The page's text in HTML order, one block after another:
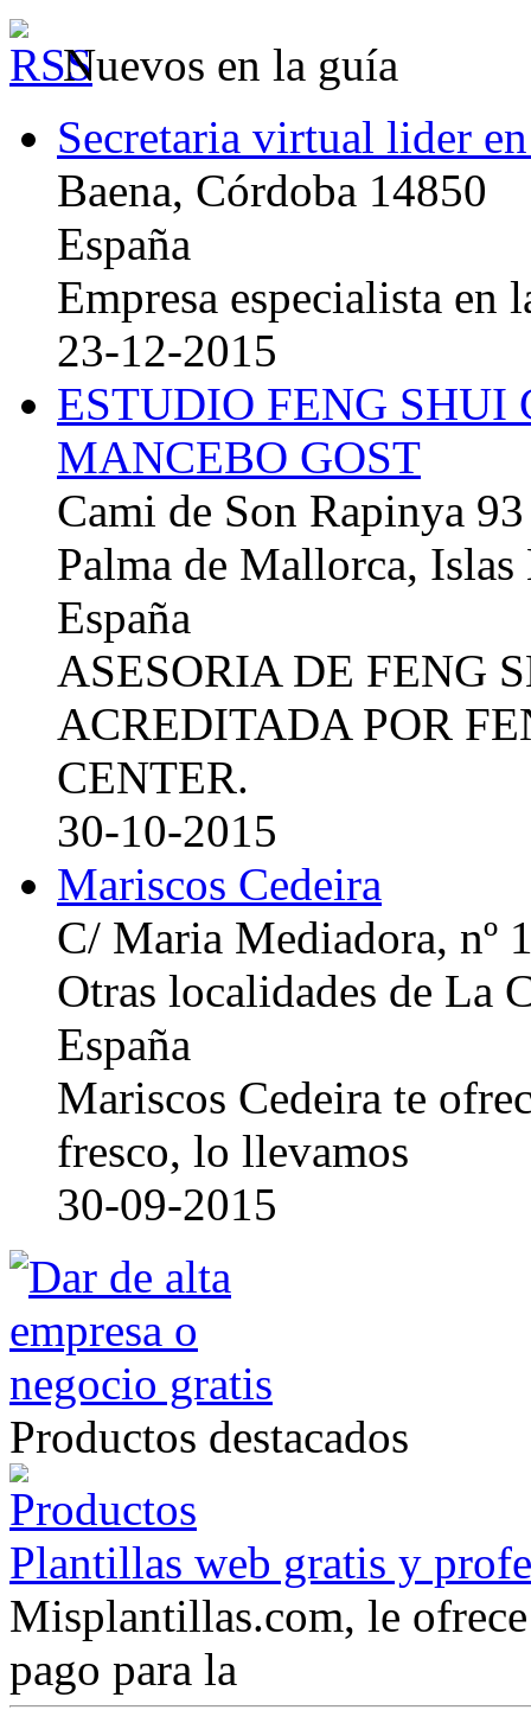
Nuevos en la guía
Secretaria virtual lider
Baena, Córdoba 14850
España
Empresa especialista en
23-12-2015
ESTUDIO FENG
MANCEBO GOST
Cami de Son Rapinya 93
Palma de Mallorca, Islas
España
ASESORIA DE FENG
ACREDITADA POR
CENTER.
30-10-2015
Mariscos Cedeira
C/ Maria Mediadora, nº
Otras localidades de La
España
Mariscos Cedeira te
fresco, lo llevamos
30-09-2015
Productos destacados
Plantillas web gratis y
Misplantillas.com, le
pago para la